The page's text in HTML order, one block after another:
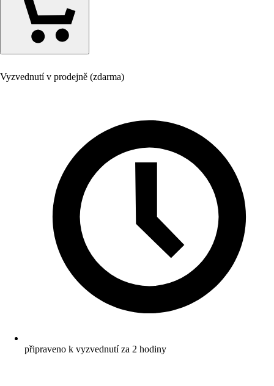
Vyzvednutí v prodejně (zdarma)
připraveno k vyzvednutí za 2 hodiny